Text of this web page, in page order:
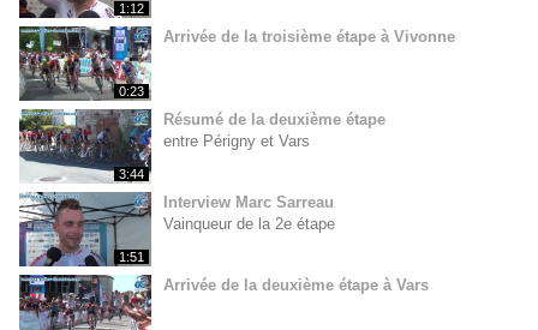
1:12
0:23
Arrivée de la troisième étape à Vivonne
3:44
Résumé de la deuxième étape
entre Périgny et Vars
1:51
Interview Marc Sarreau
Vainqueur de la 2e étape
Arrivée de la deuxième étape à Vars